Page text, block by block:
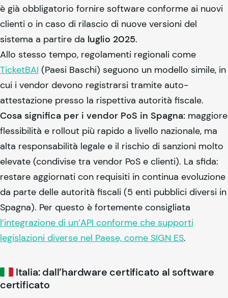
è già obbligatorio fornire software conforme ai nuovi
clienti o in caso di rilascio di nuove versioni del
sistema a partire da luglio 2025.
Allo stesso tempo, regolamenti regionali come
TicketBAI (Paesi Baschi) seguono un modello simile, in
cui i vendor devono registrarsi tramite auto-
attestazione presso la rispettiva autorità fiscale.
Cosa significa per i vendor PoS in Spagna: maggiore
flessibilità e rollout più rapido a livello nazionale, ma
alta responsabilità legale e il rischio di sanzioni molto
elevate (condivise tra vendor PoS e clienti). La sfida:
restare aggiornati con requisiti in continua evoluzione
da parte delle autorità fiscali (5 enti pubblici diversi in
Spagna). Per questo è fortemente consigliata
l’integrazione di un’API conforme che supporti
legislazioni diverse nel Paese, come SIGN ES.
Italia: dall’hardware certificato al software
certificato